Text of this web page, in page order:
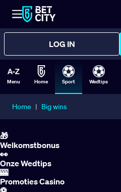
LOG IN
Menu Home Sport Wedtips
Home | Big wins